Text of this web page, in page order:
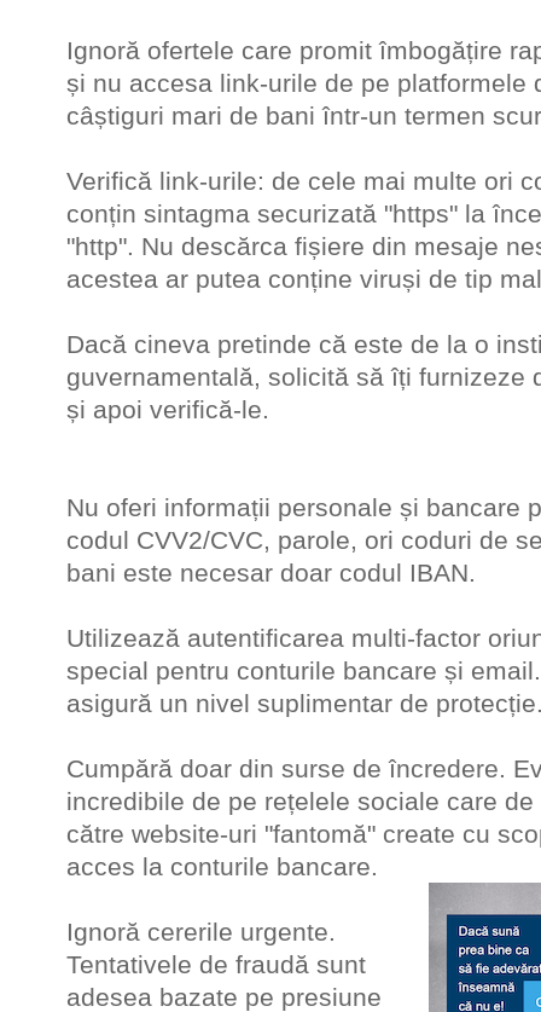
Ignoră ofertele care promit îmbogățire
și nu accesa link-urile de pe platformele
câștiguri mari de bani într-un termen
Verifică link-urile: de cele mai multe ori
conțin sintagma securizată "https" la
"http". Nu descărca fișiere din mesaje
acestea ar putea conține viruși de tip
Dacă cineva pretinde că este de la o
guvernamentală, solicită să îți furnizeze
și apoi verifică-le.
Nu oferi informații personale și bancare
codul CVV2/CVC, parole, ori coduri de
bani este necesar doar codul
Utilizează autentificarea multi-factor
special pentru conturile bancare și
asigură un nivel suplimentar de
Cumpără doar din surse de încredere.
incredibile de pe rețelele sociale care
către website-uri "fantomă" create cu
acces la conturile bancare.
Ignoră cererile urgente.
Tentativele de fraudă sunt
adesea bazate pe presiune